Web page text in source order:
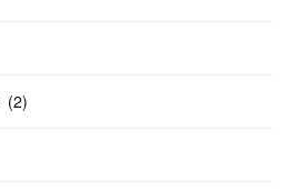
(2)